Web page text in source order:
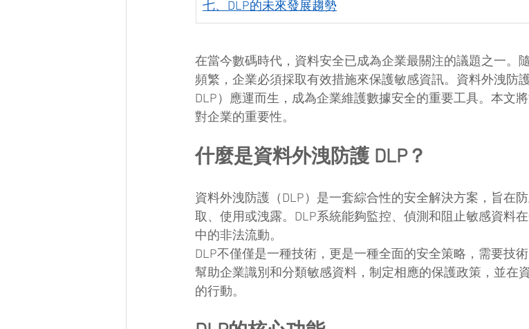
七、DLP的未來發展趨勢
在當今數碼時代，資料安全已成為企業最關注的議題之一。
頻繁，企業必須採取有效措施來保護敏感資訊。資料外洩防
DLP）應運而生，成為企業維護數據安全的重要工具。本文
對企業的重要性。
什麼是資料外洩防護 DLP？
資料外洩防護（DLP）是一套綜合性的安全解決方案，旨在
取、使用或洩露。DLP系統能夠監控、偵測和阻止敏感資料
中的非法流動。
DLP不僅僅是一種技術，更是一種全面的安全策略，需要技
幫助企業識別和分類敏感資料，制定相應的保護政策，並在
的行動。